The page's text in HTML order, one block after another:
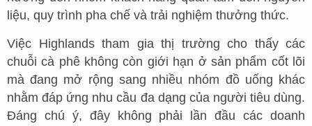
liệu, quy trình pha chế và trải nghiệm thưởng thức.
Việc Highlands tham gia thị trường cho thấy các
chuỗi cà phê không còn giới hạn ở sản phẩm cốt lõi
mà đang mở rộng sang nhiều nhóm đồ uống khác
nhằm đáp ứng nhu cầu đa dạng của người tiêu dùng.
Đáng chú ý, đây không phải lần đầu các doanh